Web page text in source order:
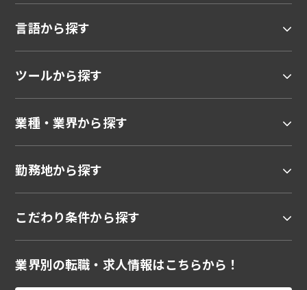
言語から探す
ツールから探す
業種・業界から探す
勤務地から探す
こだわり条件から探す
業界別の転職・求人情報はこちらから！